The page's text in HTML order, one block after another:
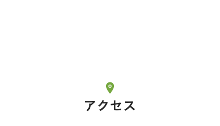
アクセス